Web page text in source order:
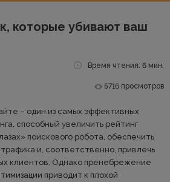
которые убивают ваш
Время чтения: 6 мин.
5716 просмотров
– один из самых эффективных
способный увеличить рейтинг
поискового робота, обеспечить
и, соответственно, привлечь
клиентов. Однако пренебрежение
приводит к плохой